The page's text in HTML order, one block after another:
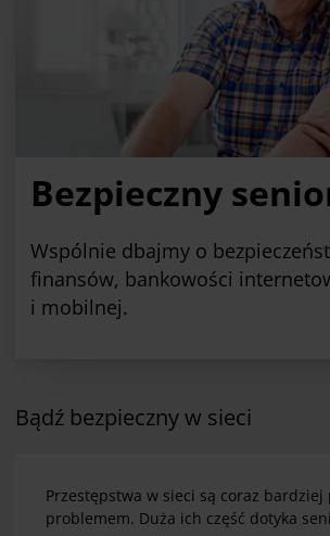
Bezpieczny
Wspólnie dbajmy o
finansów, bankowości
i mobilnej.
Bądź bezpieczny w sieci
Przestępstwa w sieci są coraz bardziej
problemem. Duża ich część dotyka